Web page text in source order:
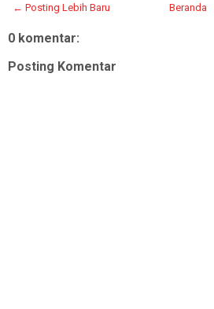
← Posting Lebih Baru Beranda
0 komentar:
Posting Komentar